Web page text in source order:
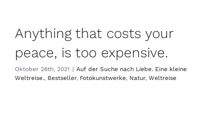
Anything that costs your
peace, is too expensive.
Oktober 26th, 2021 | Auf der Suche nach Liebe. Eine kleine
Weltreise., Bestseller, Fotokunstwerke, Natur, Weltreise